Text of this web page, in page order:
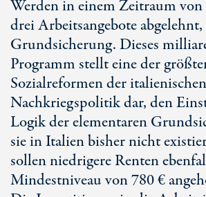
Werden in einem Zeitraum von
drei Arbeitsangebote
Grundsicherung. Dieses
Programm stellt eine der
Sozialreformen der italienischen
Nachkriegspolitik dar, den
Logik der elementaren
sie in Italien bisher nicht
sollen niedrigere Renten
Mindestniveau von 780 €